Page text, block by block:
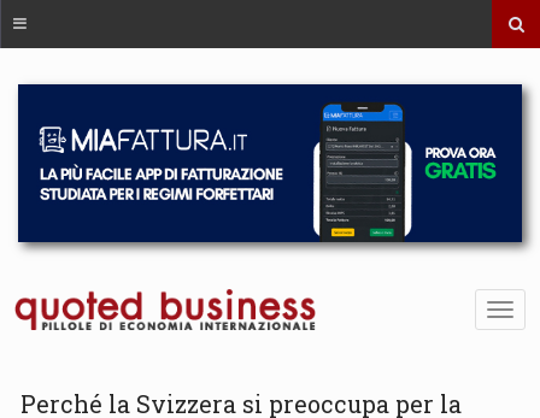
Perché la Svizzera si preoccupa per la